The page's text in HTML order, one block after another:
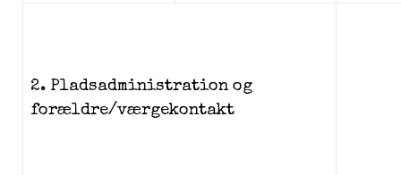
2. Pladsadministration og
forældre/værgekontakt